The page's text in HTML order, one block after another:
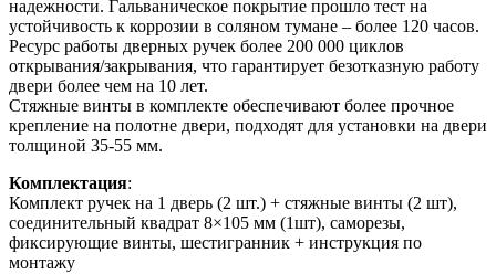
надежности. Гальваническое покрытие прошло тест на
устойчивость к коррозии в соляном тумане – более 120 часов.
Ресурс работы дверных ручек более 200 000 циклов
открывания/закрывания, что гарантирует безотказную работу
двери более чем на 10 лет.
Стяжные винты в комплекте обеспечивают более прочное
крепление на полотне двери, подходят для установки на двери
толщиной 35-55 мм.
Комплектация:
Комплект ручек на 1 дверь (2 шт.) + стяжные винты (2 шт),
соединительный квадрат 8×105 мм (1шт), саморезы,
фиксирующие винты, шестигранник + инструкция по
монтажу